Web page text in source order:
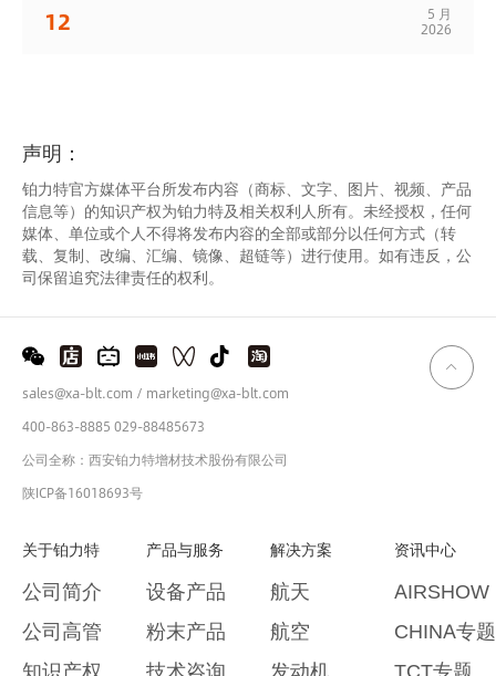
12 5 月
2026
声明：
铂力特官方媒体平台所发布内容（商标、文字、图片、视频、产品
信息等）的知识产权为铂力特及相关权利人所有。未经授权，任何
媒体、单位或个人不得将发布内容的全部或部分以任何方式（转
载、复制、改编、汇编、镜像、超链等）进行使用。如有违反，公
司保留追究法律责任的权利。
sales@xa-blt.com / marketing@xa-blt.com
400-863-8885 029-88485673
公司全称：西安铂力特增材技术股份有限公司
陕ICP备16018693号
关于铂力特
公司简介
公司高管
产品与服务
设备产品
粉末产品
解决方案
航天
航空
资讯中心
AIRSHOW
CHINA专题